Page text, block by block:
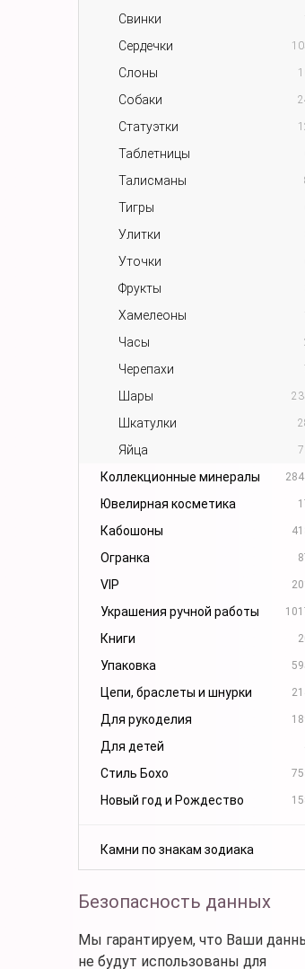
Свинки
Сердечки
Слоны
Собаки
Статуэтки
Таблетницы
Талисманы
Тигры
Улитки
Уточки
Фрукты
Хамелеоны
Часы
Черепахи
Шары
Шкатулки
Яйца
Коллекционные минералы
Ювелирная косметика
Кабошоны
Огранка
VIP
Украшения ручной работы
Книги
Упаковка
Цепи, браслеты и шнурки
Для рукоделия
Для детей
Стиль Бохо
Новый год и Рождество
Камни по знакам зодиака
Безопасность данных
Мы гарантируем, что Ваши
не будут использованы для